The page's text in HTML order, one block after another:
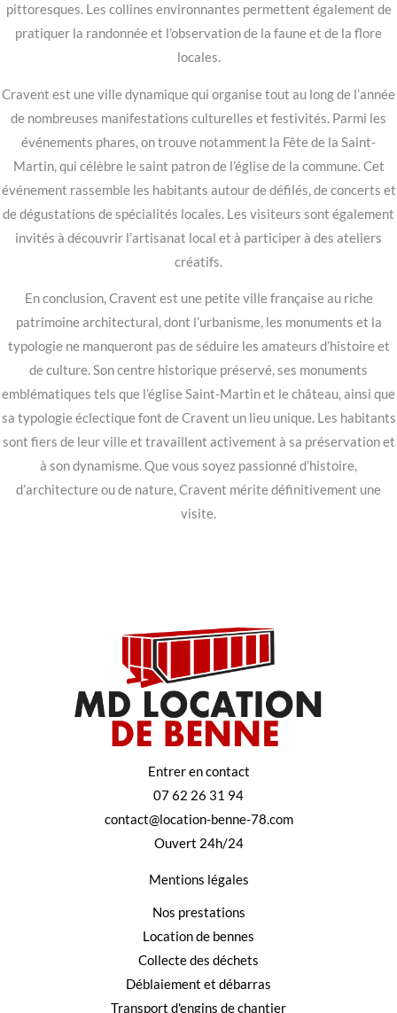
pittoresques. Les collines environnantes permettent également de
pratiquer la randonnée et l’observation de la faune et de la flore
locales.
Cravent est une ville dynamique qui organise tout au long de l’année
de nombreuses manifestations culturelles et festivités. Parmi les
événements phares, on trouve notamment la Fête de la Saint-
Martin, qui célèbre le saint patron de l’église de la commune. Cet
événement rassemble les habitants autour de défilés, de concerts et
de dégustations de spécialités locales. Les visiteurs sont également
invités à découvrir l’artisanat local et à participer à des ateliers
créatifs.
En conclusion, Cravent est une petite ville française au riche
patrimoine architectural, dont l’urbanisme, les monuments et la
typologie ne manqueront pas de séduire les amateurs d’histoire et
de culture. Son centre historique préservé, ses monuments
emblématiques tels que l’église Saint-Martin et le château, ainsi que
sa typologie éclectique font de Cravent un lieu unique. Les habitants
sont fiers de leur ville et travaillent activement à sa préservation et
à son dynamisme. Que vous soyez passionné d’histoire,
d’architecture ou de nature, Cravent mérite définitivement une
visite.
Entrer en contact
07 62 26 31 94
contact@location-benne-78.com
Ouvert 24h/24
Mentions légales
Nos prestations
Location de bennes
Collecte des déchets
Déblaiement et débarras
Transport d'engins de chantier